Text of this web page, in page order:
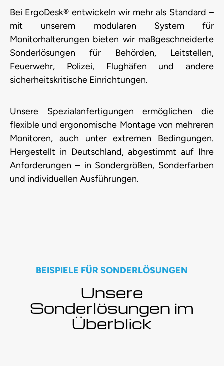
Bei ErgoDesk® entwickeln wir mehr als Standard –
mit unserem modularen System für
Monitorhalterungen bieten wir maßgeschneiderte
Sonderlösungen für Behörden, Leitstellen,
Feuerwehr, Polizei, Flughäfen und andere
sicherheitskritische Einrichtungen.
Unsere Spezialanfertigungen ermöglichen die
flexible und ergonomische Montage von mehreren
Monitoren, auch unter extremen Bedingungen.
Hergestellt in Deutschland, abgestimmt auf Ihre
Anforderungen – in Sondergrößen, Sonderfarben
und individuellen Ausführungen.
BEISPIELE FÜR SONDERLÖSUNGEN
Unsere
Sonderlösungen im
Überblick